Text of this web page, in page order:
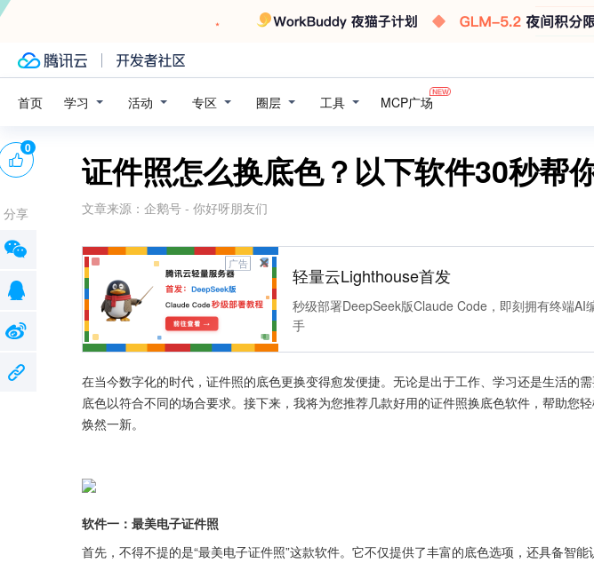
首页 学习 活动 专区 圈层 工具 MCP广场
证件照怎么换底色？以下软件30秒帮
文章来源： 企鹅号 - 你好呀朋友们
广告
轻量云Lighthouse首发
秒级部署DeepSeek版Claude Code，即刻拥有终端AI
手
在当今数字化的时代，证件照的底色更换变得愈发便捷。无论是出于工作、学习还是生活的
底色以符合不同的场合要求。接下来，我将为您推荐几款好用的证件照换底色软件，帮助您
焕然一新。
软件一：最美电子证件照
首先，不得不提的是“最美电子证件照”这款软件。它不仅提供了丰富的底色选项，还具备智
0
分享